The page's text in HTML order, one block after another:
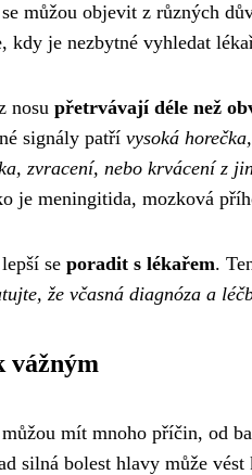
můžou objevit z různých
kdy je nezbytné vyhledat
nosu přetrvávají déle než
signály patří vysoká
zvracení, nebo krvácení z
je meningitida, mozková
se poradit s lékařem.
že včasná diagnóza a
vážným
mít mnoho příčin, od
silná bolest hlavy může